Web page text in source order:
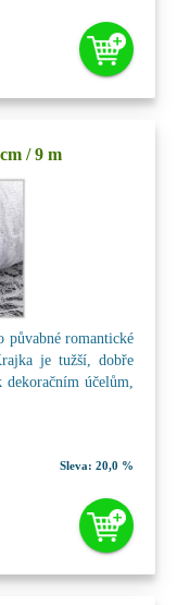
/ 9 m
půvabné romantické
je tužší, dobře
účelům,
Sleva: 20,0 %